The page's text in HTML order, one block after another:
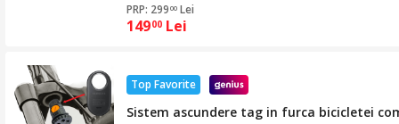
PRP: 299 00 Lei
14900 Lei
Top Favorite
Sistem ascundere tag in furca bicicletei